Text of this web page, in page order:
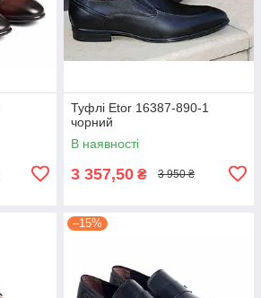
Туфлі Etor 16387-890-1
чорний
В наявності
3 357,50 ₴ 3 950 ₴
–15%